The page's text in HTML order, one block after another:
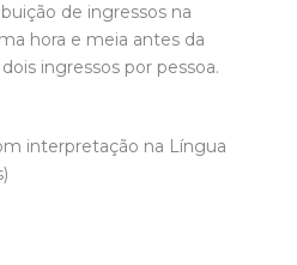
de ingressos na
hora e meia antes da
ingressos por pessoa.
interpretação na Língua